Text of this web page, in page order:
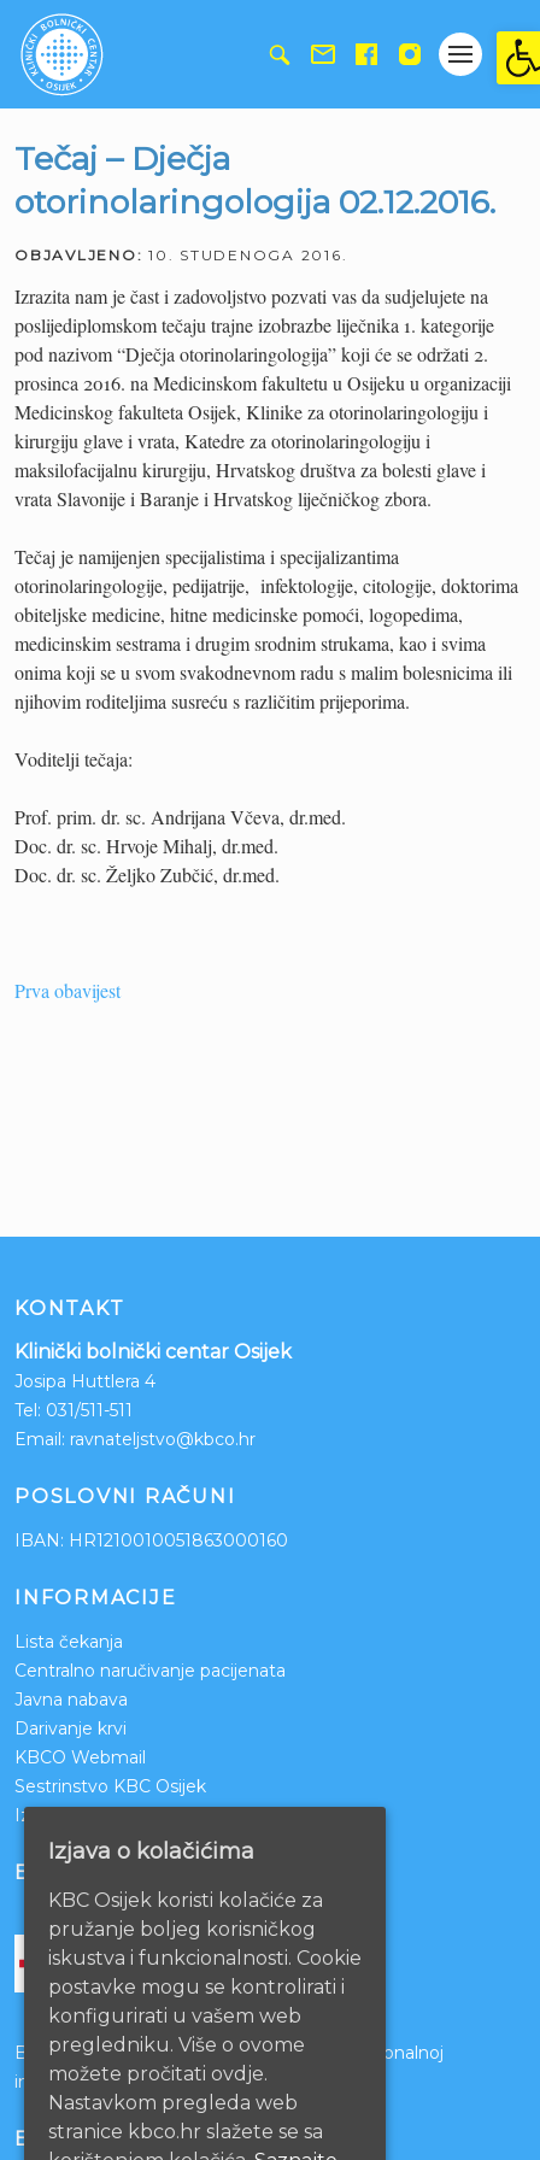
Tečaj – Dječja
otorinolaringologija 02.12.2016.
OBJAVLJENO: 10. STUDENOGA 2016.
Izrazita nam je čast i zadovoljstvo pozvati vas da sudjelujete na
poslijediplomskom tečaju trajne izobrazbe liječnika 1. kategorije
pod nazivom “Dječja otorinolaringologija” koji će se održati 2.
prosinca 2016. na Medicinskom fakultetu u Osijeku u organizaciji
Medicinskog fakulteta Osijek, Klinike za otorinolaringologiju i
kirurgiju glave i vrata, Katedre za otorinolaringologiju i
maksilofacijalnu kirurgiju, Hrvatskog društva za bolesti glave i
vrata Slavonije i Baranje i Hrvatskog liječničkog zbora.
Tečaj je namijenjen specijalistima i specijalizantima
otorinolaringologije, pedijatrije, infektologije, citologije, doktorima
obiteljske medicine, hitne medicinske pomoći, logopedima,
medicinskim sestrama i drugim srodnim strukama, kao i svima
onima koji se u svom svakodnevnom radu s malim bolesnicima ili
njihovim roditeljima susreću s različitim prijeporima.
Voditelji tečaja:
Prof. prim. dr. sc. Andrijana Včeva, dr.med.
Doc. dr. sc. Hrvoje Mihalj, dr.med.
Doc. dr. sc. Željko Zubčić, dr.med.
Prva obavijest
KONTAKT
Klinički bolnički centar Osijek
Josipa Huttlera 4
Tel: 031/511-511
Email: ravnateljstvo@kbco.hr
POSLOVNI RAČUNI
IBAN: HR1210010051863000160
INFORMACIJE
Lista čekanja
Centralno naručivanje pacijenata
Javna nabava
Darivanje krvi
KBCO Webmail
Sestrinstvo KBC Osijek
Izjava o pristupačnosti mrežnih stranica
BOLNICE PARTNERI
Bolnice s kojima je potpisan ugovor o funkcionalnoj
integraciji
EU PROJEKTI
Izjava o kolačićima
KBC Osijek koristi kolačiće za
pružanje boljeg korisničkog
iskustva i funkcionalnosti. Cookie
postavke mogu se kontrolirati i
konfigurirati u vašem web
pregledniku. Više o ovome
možete pročitati ovdje.
Nastavkom pregleda web
stranice kbco.hr slažete se sa